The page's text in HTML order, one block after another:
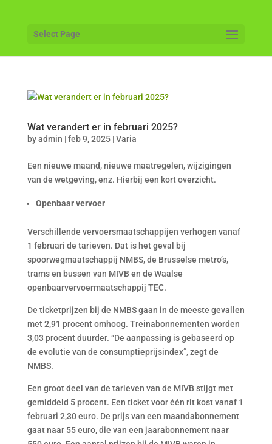
Select Page
Wat verandert er in februari 2025?
byadmin |feb 9, 2025|Varia
Een nieuwe maand, nieuwe maatregelen, wijzigingen
van de wetgeving, enz. Hierbij een kort overzicht.
Openbaar vervoer
Verschillende vervoersmaatschappijen verhogen vanaf
1 februari de tarieven. Dat is het geval bij
spoorwegmaatschappij NMBS, de Brusselse metro’s,
trams en bussen van MIVB en de Waalse
openbaarvervoermaatschappij TEC.
De ticketprijzen bij de NMBS gaan in de meeste gevallen
met 2,91 procent omhoog. Treinabonnementen worden
3,03 procent duurder. “De aanpassing is gebaseerd op
de evolutie van de consumptieprijsindex”, zegt de
NMBS.
Een groot deel van de tarieven van de MIVB stijgt met
gemiddeld 5 procent. Een ticket voor één rit kost vanaf 1
februari 2,30 euro. De prijs van een maandabonnement
gaat naar 55 euro, die van een jaarabonnement naar